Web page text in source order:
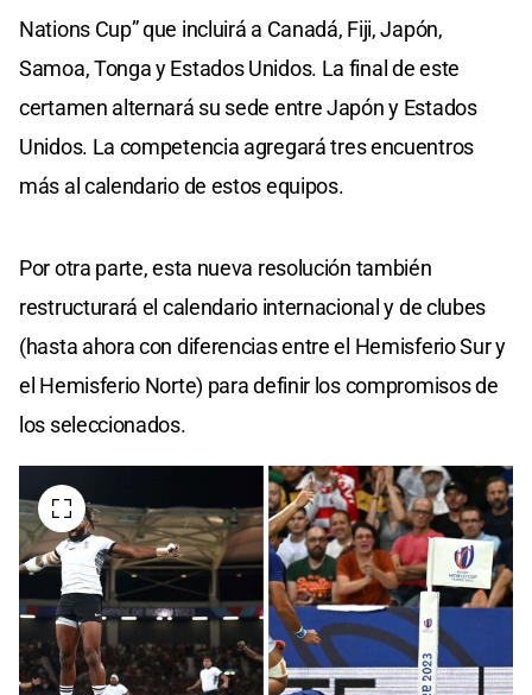
Nations Cup” que incluirá a Canadá, Fiji, Japón,
Samoa, Tonga y Estados Unidos. La final de este
certamen alternará su sede entre Japón y Estados
Unidos. La competencia agregará tres encuentros
más al calendario de estos equipos.
Por otra parte, esta nueva resolución también
restructurará el calendario internacional y de clubes
(hasta ahora con diferencias entre el Hemisferio Sur y
el Hemisferio Norte) para definir los compromisos de
los seleccionados.